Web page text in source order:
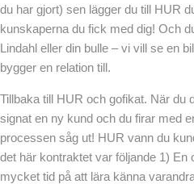
du har gjort) sen lägger du till HUR
kunskaperna du fick med dig! Och
Lindahl eller din bulle – vi vill se en
bygger en relation till.
Tillbaka till HUR och gofikat. När du
signat en ny kund och du firar med
processen såg ut! HUR vann du
det här kontraktet var följande 1) En
mycket tid på att lära känna